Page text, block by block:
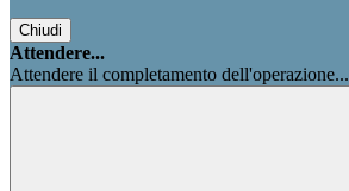
Chiudi
Attendere...
Attendere il completamento dell'operazione...